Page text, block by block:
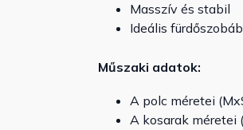
Masszív és stabil
Ideális
Műszaki adatok:
A polc méretei
A kosarak méretei